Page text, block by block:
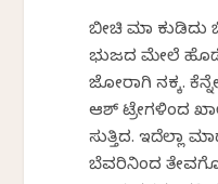
ಬೀಚಿ ಮಾರ್ ಕುಡಿದು
ಭುಜದ ಮೇಲೆ
ಜೋರಾಗಿ ನಕ್ಕ.
ಆಶ್ ಟ್ರೇಗಳಿಂದ
ಸುತ್ತಿದ. ಇದೆಲ್ಲಾ
ಬೆವರಿನಿಂದ